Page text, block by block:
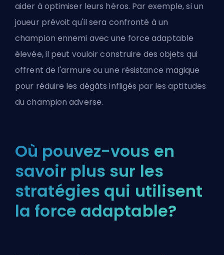
aider à optimiser leurs héros. Par exemple, si un
joueur prévoit qu'il sera confronté à un
champion ennemi avec une force adaptable
élevée, il peut vouloir construire des objets qui
offrent de l'armure ou une résistance magique
pour réduire les dégâts infligés par les aptitudes
du champion adverse.
Où pouvez-vous en
savoir plus sur les
stratégies qui utilisent
la force adaptable?